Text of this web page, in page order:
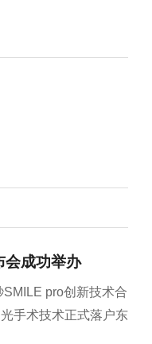
会成功举办
pro创新技术合
手术技术正式落户东